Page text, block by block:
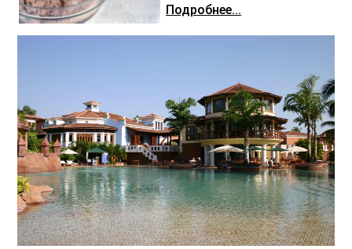
Подробнее...